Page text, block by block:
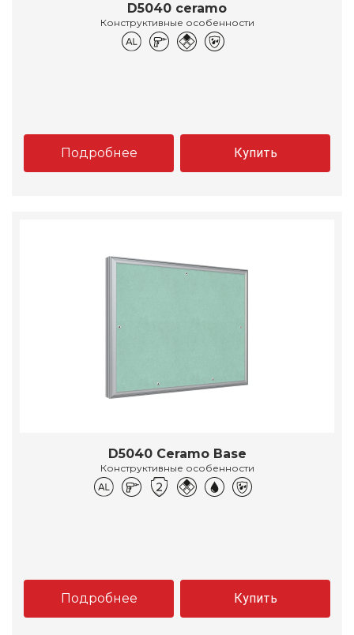
D5040 ceramo
Конструктивные особенности
Подробнее Купить
D5040 Ceramo Base
Конструктивные особенности
Подробнее Купить